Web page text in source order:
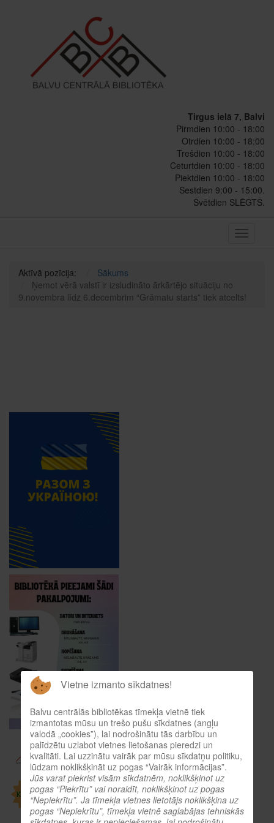
Tirgus ielā 7, Balvi
Pirmdien 10:00 - 18:00
Otrdien 10:00 - 18:00
Trešdien 10:00 - 18:00
Ceturtdien 10:00 - 18:00
Piektdien 10:00 - 18:00
Sestdien 9:00 - 15:00.
Svētdien SLĒGTS.
Toggle
Aktīvā pozīcija:
Sākums
Ņemot vērā valstī ir izsludināto ārkārtējo situāciju no
9.novembra līdz 6.decembrim “Grāmatu starts” tiek atcelts!
Vietne izmanto sīkdatnes!
Balvu centrālās bibliotēkas tīmekļa vietnē tiek
izmantotas mūsu un trešo pušu sīkdatnes (angļu
valodā „cookies”), lai nodrošinātu tās darbību un
palīdzētu uzlabot vietnes lietošanas pieredzi un
kvalitāti. Lai uzzinātu vairāk par mūsu sīkdatņu politiku,
lūdzam noklikšķināt uz pogas “Vairāk informācijas”.
Jūs varat piekrist visām sīkdatnēm, noklikšķinot uz
pogas “Piekrītu” vai noraidīt, noklikšķinot uz pogas
“Nepiekrītu”. Ja tīmekļa vietnes lietotājs noklikšķina uz
pogas “Nepiekrītu”, tīmekļa vietnē saglabājas tehniskās